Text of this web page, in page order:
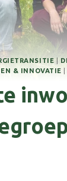
& INNOVATIE